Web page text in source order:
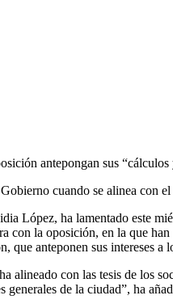
antepongan sus
cuando se alinea con
López, ha lamentado este
con la oposición, en la que
que anteponen sus intereses a
alineado con las tesis de los
generales de la ciudad”, ha